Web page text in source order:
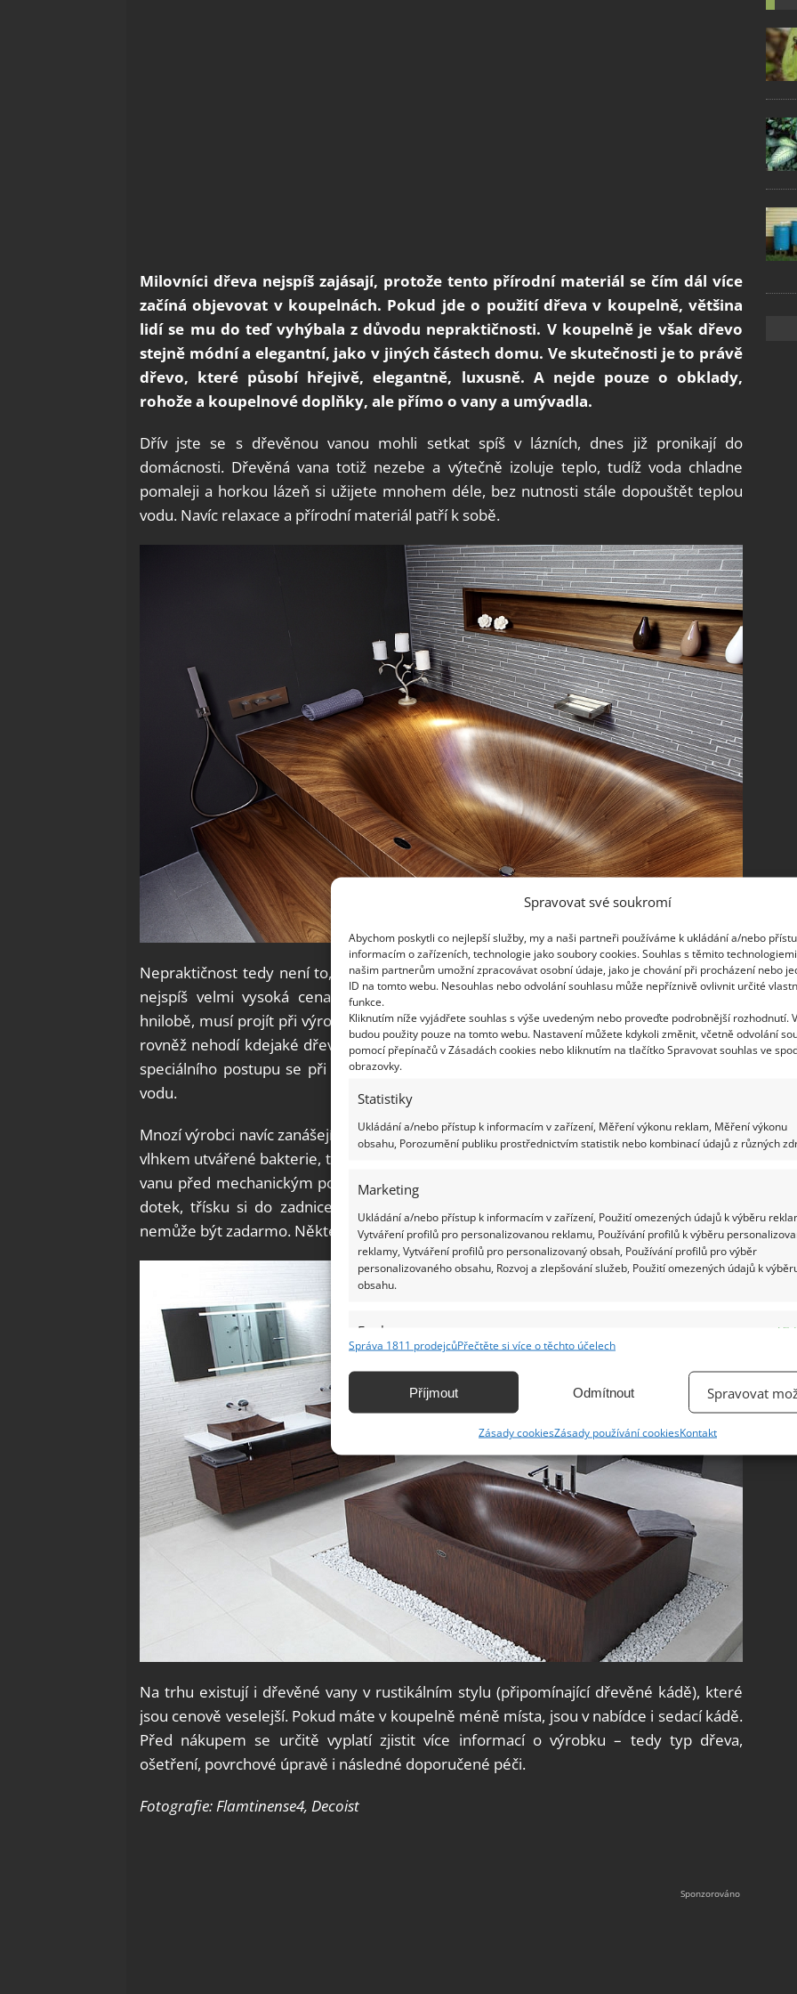
Spravovat své soukromí
Abychom poskytli co nejlepší služby, my a naši partneři používáme k ukládání a/nebo
informacím o zařízeních, technologie jako soubory cookies. Souhlas s těmito
našim partnerům umožní zpracovávat osobní údaje, jako je chování při procházení nebo
ID na tomto webu. Nesouhlas nebo odvolání souhlasu může nepříznivě ovlivnit určité
funkce.
Kliknutím níže vyjádřete souhlas s výše uvedeným nebo proveďte podrobnější rozhodnutí.
budou použity pouze na tomto webu. Nastavení můžete kdykoli změnit, včetně odvolání
pomocí přepínačů v Zásadách cookies nebo kliknutím na tlačítko Spravovat souhlas ve
obrazovky.
Statistiky
Ukládání a/nebo přístup k informacím v zařízení, Měření výkonu reklam, Měření výkonu
obsahu, Porozumění publiku prostřednictvím statistik nebo kombinací údajů z různých
Marketing
Ukládání a/nebo přístup k informacím v zařízení, Použití omezených údajů k výběru
Vytváření profilů pro personalizovanou reklamu, Používání profilů k výběru
reklamy, Vytváření profilů pro personalizovaný obsah, Používání profilů pro výběr
personalizovaného obsahu, Rozvoj a zlepšování služeb, Použití omezených údajů k
obsahu.
Funkce
Identifikace zařízení na základě automaticky přenášených informací.
základě aktivně vyžádaných informací.
Zajištění bezpečnosti, předcházení a zjišťování podvodů a
odstraňování chyb, Poskytování a zobrazování reklamy a obsahu,
Ukládání a sdělování voleb ochrany osobních údajů.
Správa 1811 prodejcůPřečtěte si více o těchto účelech
Příjmout Odmítnout Spravovat
Zásady cookiesZásady používání cookiesKontakt
Milovníci dřeva nejspíš zajásají, protože tento přírodní materiál se čím dál více
začíná objevovat v koupelnách. Pokud jde o použití dřeva v koupelně, většina
lidí se mu do teď vyhýbala z důvodu nepraktičnosti. V koupelně je však dřevo
stejně módní a elegantní, jako v jiných částech domu. Ve skutečnosti je to právě
dřevo, které působí hřejivě, elegantně, luxusně. A nejde pouze o obklady,
rohože a koupelnové doplňky, ale přímo o vany a umývadla.
Dřív jste se s dřevěnou vanou mohli setkat spíš v lázních, dnes již pronikají do
domácnosti. Dřevěná vana totiž nezebe a výtečně izoluje teplo, tudíž voda chladne
pomaleji a horkou lázeň si užijete mnohem déle, bez nutnosti stále dopouštět teplou
vodu. Navíc relaxace a přírodní materiál patří k sobě.
Nepraktičnost tedy není to, co člověka odradí od pořízení si dřevěné vany. Odradí vás
nejspíš velmi vysoká cena. Aby taková vana odolala vlhkému prostředí, plísním a
hnilobě, musí projít při výrobě zvláštním procesem sušení. Na výrobu dřevěné vany se
rovněž nehodí kdejaké dřevo. I to se pak odrazí na její ceně. Mimo vybraného dřeva a
speciálního postupu se při výrobě vana ošetřuje i speciálními oleji, aby nenasakovala
vodu.
Mnozí výrobci navíc zanášejí do horní vrstvy laku ještě nanočástice stříbra, které likvidují
vlhkem utvářené bakterie, tím dřevu poskytují ještě větší ochranu. Lak mimo jiné chrání
vanu před mechanickým poškozením a zajišťuje hladkost, pohodlí a příjemný pocit na
dotek, třísku si do zadnice tedy nezadřete. Uznejte sami, že taková kvalita a luxus
nemůže být zadarmo. Některé vany jsou učiněná umělecká díla.
Na trhu existují i dřevěné vany v rustikálním stylu (připomínající dřevěné kádě), které
jsou cenově veselejší. Pokud máte v koupelně méně místa, jsou v nabídce i sedací kádě.
Před nákupem se určitě vyplatí zjistit více informací o výrobku – tedy typ dřeva,
ošetření, povrchové úpravě i následné doporučené péči.
Fotografie: Flamtinense4, Decoist